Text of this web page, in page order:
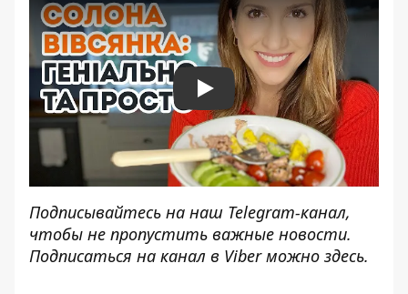
Play
Подписывайтесь на наш Telegram-канал,
чтобы не пропустить важные новости.
Подписаться на канал в Viber можно здесь.